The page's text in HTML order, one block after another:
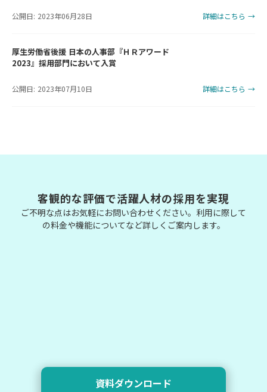
公開日: 2023年06月28日 詳細はこちら →
厚生労働省後援 日本の人事部『ＨＲアワード
2023』採用部門において入賞
公開日: 2023年07月10日 詳細はこちら →
客観的な評価で活躍人材の採用を実現
ご不明な点はお気軽にお問い合わせください。利用に際して
の料金や機能についてなど詳しくご案内します。
資料ダウンロード